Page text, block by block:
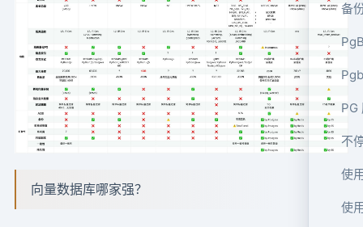
备
PG
不
使
使
向量数据库哪家强？